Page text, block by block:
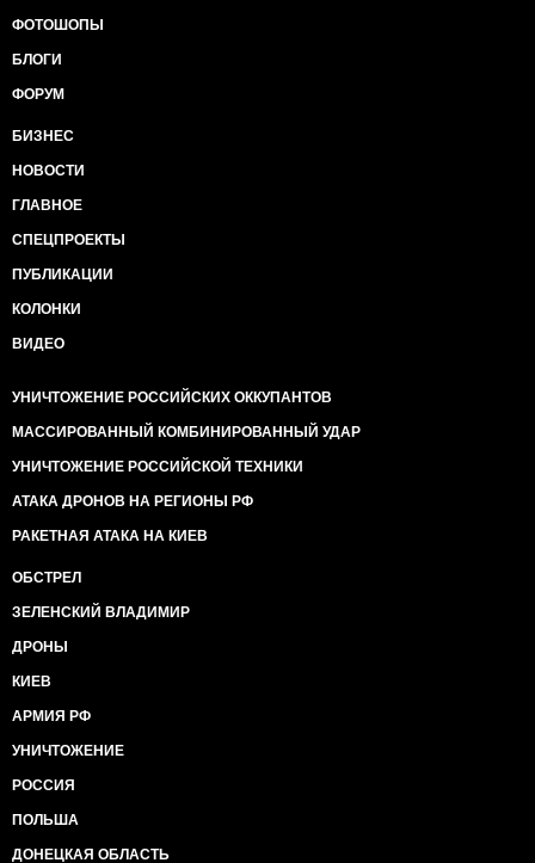
ФОТОШОПЫ
БЛОГИ
ФОРУМ
БИЗНЕС
НОВОСТИ
ГЛАВНОЕ
СПЕЦПРОЕКТЫ
ПУБЛИКАЦИИ
КОЛОНКИ
ВИДЕО
УНИЧТОЖЕНИЕ РОССИЙСКИХ ОККУПАНТОВ
МАССИРОВАННЫЙ КОМБИНИРОВАННЫЙ УДАР
УНИЧТОЖЕНИЕ РОССИЙСКОЙ ТЕХНИКИ
АТАКА ДРОНОВ НА РЕГИОНЫ РФ
РАКЕТНАЯ АТАКА НА КИЕВ
ОБСТРЕЛ
ЗЕЛЕНСКИЙ ВЛАДИМИР
ДРОНЫ
КИЕВ
АРМИЯ РФ
УНИЧТОЖЕНИЕ
РОССИЯ
ПОЛЬША
ДОНЕЦКАЯ ОБЛАСТЬ